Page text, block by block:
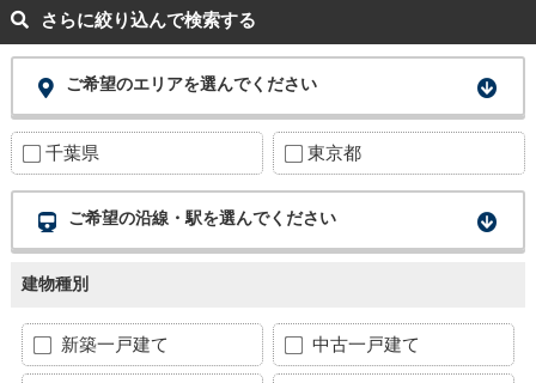
さらに絞り込んで検索する
ご希望のエリアを選んでください
千葉県 東京都
ご希望の沿線・駅を選んでください
建物種別
新築一戸建て 中古一戸建て